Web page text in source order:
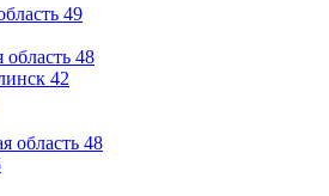
49
область 48
42
область 48